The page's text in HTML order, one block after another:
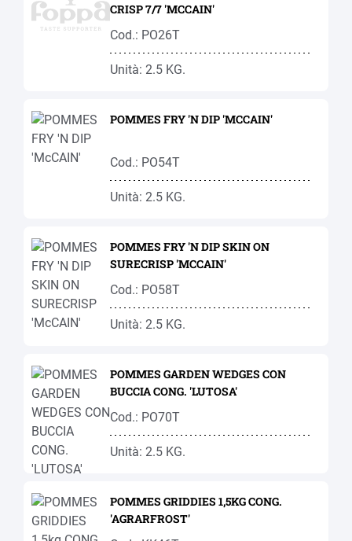
CRISP 7/7 'MCCAIN'
Cod.: PO26T
Unità: 2.5 KG.
POMMES FRY 'N DIP 'MCCAIN'
Cod.: PO54T
Unità: 2.5 KG.
POMMES FRY 'N DIP SKIN ON
SURECRISP 'MCCAIN'
Cod.: PO58T
Unità: 2.5 KG.
POMMES GARDEN WEDGES CON
BUCCIA CONG. 'LUTOSA'
Cod.: PO70T
Unità: 2.5 KG.
POMMES GRIDDIES 1,5KG CONG.
'AGRARFROST'